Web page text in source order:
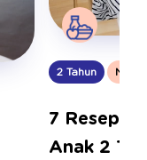
2 Tahun
7 Resep
Anak 2